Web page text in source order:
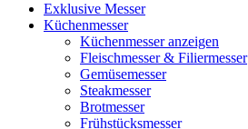
Exklusive Messer
Küchenmesser
Küchenmesser anzeigen
Fleischmesser & Filiermesser
Gemüsemesser
Steakmesser
Brotmesser
Frühstücksmesser